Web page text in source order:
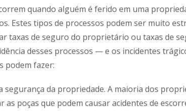
quando alguém é ferido em uma
Estes tipos de processos podem ser muito
taxas de seguro do proprietário ou taxas de
desses processos — e os incidentes
podem fazer:
segurança da propriedade. A maioria dos
poças que podem causar acidentes de